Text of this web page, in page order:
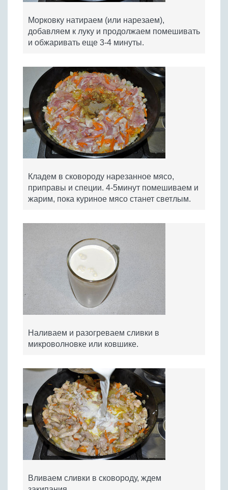
Морковку натираем (или нарезаем),
добавляем к луку и продолжаем помешивать
и обжаривать еще 3-4 минуты.
Кладем в сковороду нарезанное мясо,
приправы и специи. 4-5минут помешиваем и
жарим, пока куриное мясо станет светлым.
Наливаем и разогреваем сливки в
микроволновке или ковшике.
Вливаем сливки в сковороду, ждем